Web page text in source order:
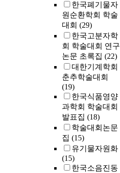
한국폐기물자
원순환학회 학술
대회 (29)
한국고분자학
회 학술대회 연구
논문 초록집 (22)
대한기계학회
춘추학술대회
(19)
한국식품영양
과학회 학술대회
발표집 (18)
학술대회논문
집 (15)
유기물자원화
(15)
한국소음진동